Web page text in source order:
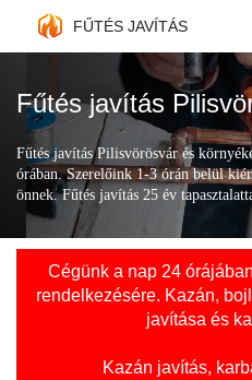
FŰTÉS JAVÍTÁS
Fűtés javítás
Kazán márkák
Ajánlatkérés
Kapcsolat
Fűtés javítás
Fűtés javítás Pilisvörösvár és
órában. Szerelőink 1-3 órán belül
önnek. Fűtés javítás 25 év
Cégünk a nap 24
rendelkezésére. Kazán,
javítása és
Kazán javítás,